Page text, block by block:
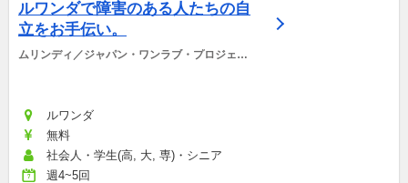
ルワンダで障害のある人たちの自
立をお手伝い。
ムリンディ／ジャパン・ワンラブ・プロジェク
ルワンダ
無料
社会人・学生(高, 大, 専)・シニア
週4~5回